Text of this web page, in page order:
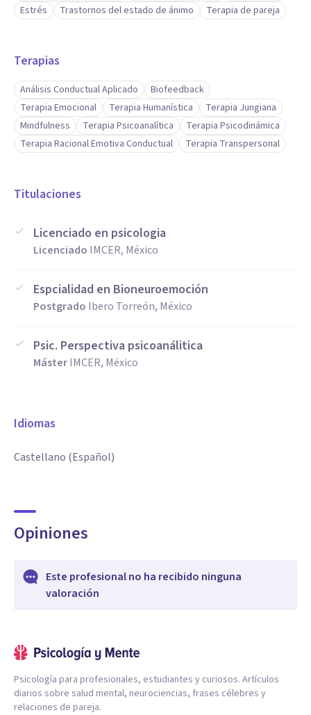
Estrés
Trastornos del estado de ánimo Terapia de pareja
Terapias
Análisis Conductual Aplicado
Biofeedback
Terapia Emocional
Terapia Humanística
Terapia Jungiana
Mindfulness
Terapia Psicoanalítica
Terapia Psicodinámica
Terapia Racional Emotiva Conductual
Terapia Transpersonal
Titulaciones
Licenciado en psicologia
Licenciado IMCER, México
Espcialidad en Bioneuroemoción
Postgrado Ibero Torreón, México
Psic. Perspectiva psicoanálitica
MásterIMCER, México
Idiomas
Castellano (Español)
Opiniones
Este profesional no ha recibido ninguna
valoración
Psicología para profesionales, estudiantes y curiosos. Artículos
diarios sobre salud mental, neurociencias, frases célebres y
relaciones de pareja.